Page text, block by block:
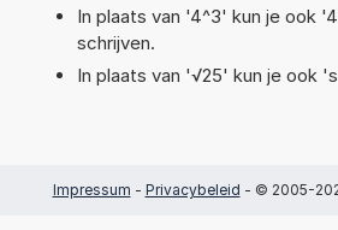
In plaats van '4^3' kun je ook
schrijven.
In plaats van '√25' kun je ook
Impressum - Privacybeleid - © 2005-